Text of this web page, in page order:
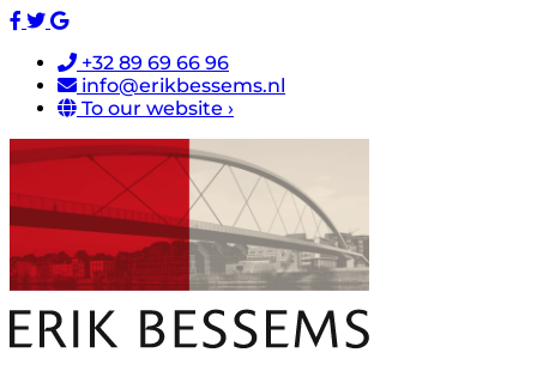
+32 89 69 66 96
info@erikbessems.nl
To our website ›